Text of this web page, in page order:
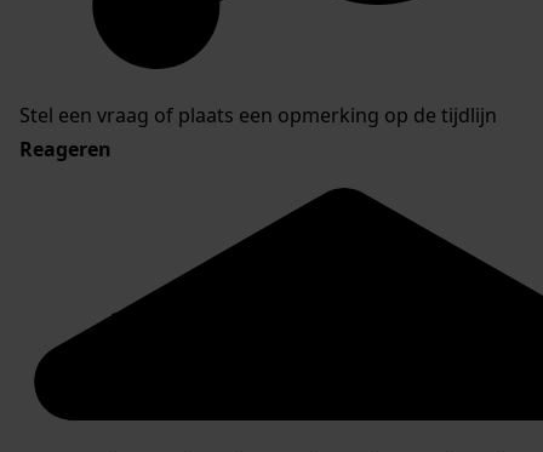
Stel een vraag of plaats een opmerking op de tijdlijn
Reageren